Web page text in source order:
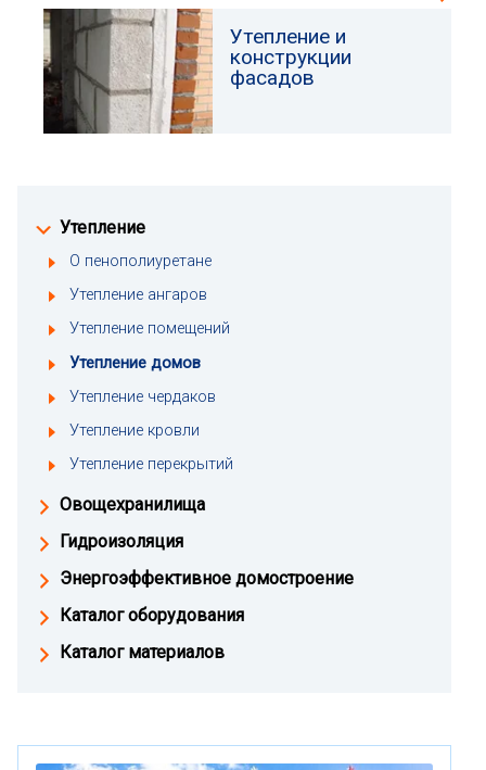
Утепление
О пенополиуретане
Утепление ангаров
Утепление помещений
Утепление домов
Утепление чердаков
Утепление кровли
Утепление перекрытий
Овощехранилища
Гидроизоляция
Энергоэффективное домостроение
Каталог оборудования
Каталог материалов
Утепление и
конструкции
фасадов